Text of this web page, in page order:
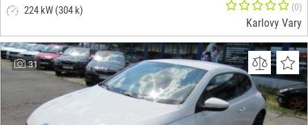
224 kW (304 k)
(0)
Karlovy Vary
31